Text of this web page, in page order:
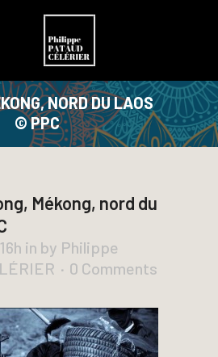
NORD DU LAOS
© PPC
Mékong, nord du
in by Philippe
0 Comments